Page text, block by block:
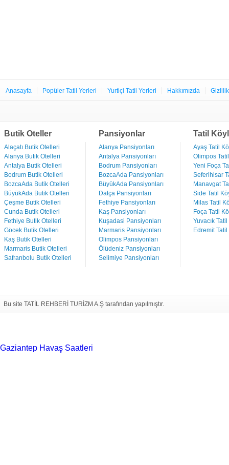
Anasayfa Popüler Tatil Yerleri Yurtiçi Tatil Yerleri Hakkımızda
Butik Oteller
Alaçatı Butik Otelleri
Alanya Butik Otelleri
Antalya Butik Otelleri
Bodrum Butik Otelleri
BozcaAda Butik Otelleri
BüyükAda Butik Otelleri
Çeşme Butik Otelleri
Cunda Butik Otelleri
Fethiye Butik Otelleri
Göcek Butik Otelleri
Kaş Butik Otelleri
Marmaris Butik Otelleri
Safranbolu Butik Otelleri
Pansiyonlar
Alanya Pansiyonları
Antalya Pansiyonları
Bodrum Pansiyonları
BozcaAda Pansiyonları
BüyükAda Pansiyonları
Datça Pansiyonları
Fethiye Pansiyonları
Kaş Pansiyonları
Kuşadasi Pansiyonları
Marmaris Pansiyonları
Olimpos Pansiyonları
Ölüdeniz Pansiyonları
Selimiye Pansiyonları
Tatil
Ayaş Tatil
Olimpos
Yeni Foça
Seferihisar
Manavgat
Side Tatil
Milas Tatil
Foça Tatil
Yuvacık
Edremit
Bu site TATİL REHBERİ TURİZM A.Ş tarafından yapılmıştır.
Gaziantep Havaş Saatleri